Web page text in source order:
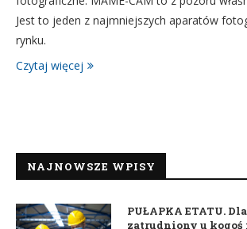
Jest to jeden z najmniejszych aparatów
rynku.
Czytaj więcej
NAJNOWSZE WPISY
PUŁAPKA ETATU.
zatrudniony u kogoś